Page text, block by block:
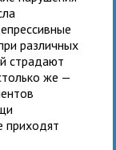
различных
страдают
же —
приходят